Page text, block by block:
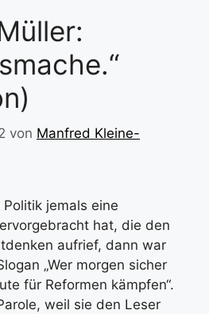
von Manfred Kleine-
jemals eine
hat, die den
aufrief, dann war
„Wer morgen sicher
für Reformen kämpfen“.
weil sie den Leser